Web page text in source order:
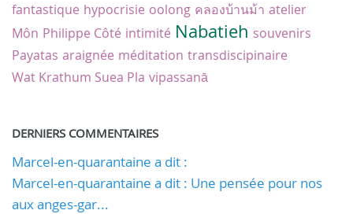
fantastique hypocrisie oolong คลองบ้านม้า atelier
Môn Philippe Côté intimité Nabatieh souvenirs
Payatas araignée méditation transdiscipinaire
Wat Krathum Suea Pla vipassanā
DERNIERS COMMENTAIRES
Marcel-en-quarantaine a dit :
Marcel-en-quarantaine a dit : Une pensée pour nos
aux anges-gar...